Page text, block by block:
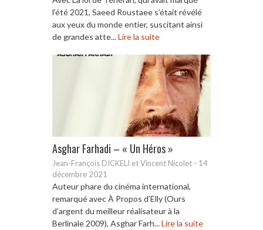
l’été 2021, Saeed Roustaee s’était révélé
aux yeux du monde entier, suscitant ainsi
de grandes atte...Lire la suite
Asghar Farhadi – « Un Héros »
Jean-François DICKELI et Vincent Nicolet - 14
décembre 2021
Auteur phare du cinéma international,
remarqué avec À Propos d’Elly (Ours
d’argent du meilleur réalisateur à la
Berlinale 2009), Asghar Farh...Lire la suite